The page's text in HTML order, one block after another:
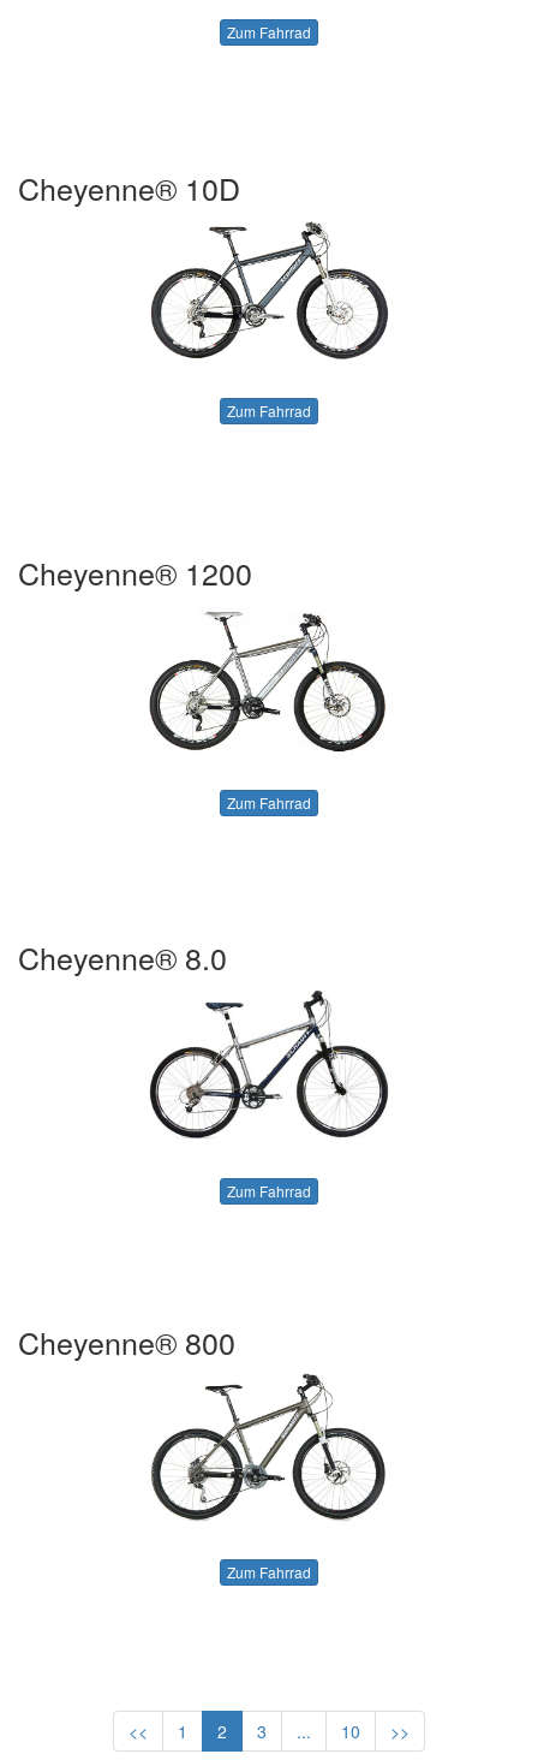
Zum Fahrrad
Cheyenne® 10D
Zum Fahrrad
Cheyenne® 1200
Zum Fahrrad
Cheyenne® 8.0
Zum Fahrrad
Cheyenne® 800
Zum Fahrrad
<< 1 2 3 ... 10 >>